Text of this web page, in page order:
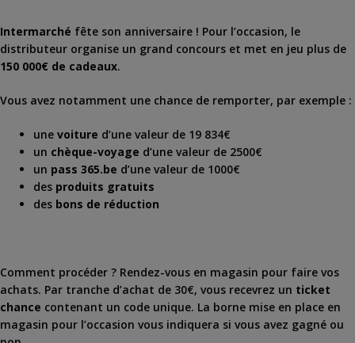
Intermarché fête son anniversaire ! Pour l’occasion, le
distributeur organise un grand concours et met en jeu plus de
150 000€ de cadeaux.
Vous avez notamment une chance de remporter, par exemple :
une voiture d’une valeur de 19 834€
un chèque-voyage d’une valeur de 2500€
un pass 365.be d’une valeur de 1000€
des produits gratuits
des bons de réduction
Comment procéder ? Rendez-vous en magasin pour faire vos
achats. Par tranche d’achat de 30€, vous recevrez un ticket
chance contenant un code unique. La borne mise en place en
magasin pour l’occasion vous indiquera si vous avez gagné ou